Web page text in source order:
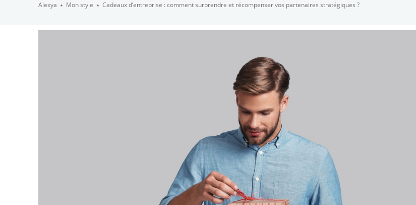
Alexya Mon style Cadeaux d’entreprise : comment surprendre et récompenser vos partenaires stratégiques ?